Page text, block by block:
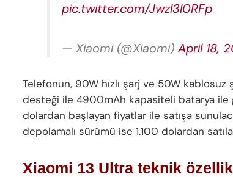
pic.twitter.com/Jwzl3l0RFp
— Xiaomi (@Xiaomi) April 18,
Telefonun, 90W hızlı şarj ve 50W kablosuz
desteği ile 4900mAh kapasiteli batarya
dolardan başlayan fiyatlar ile satışa
depolamalı sürümü ise 1.100 dolardan
Xiaomi 13 Ultra teknik